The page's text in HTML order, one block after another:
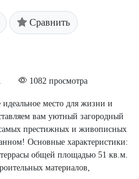
Сравнить
1082 просмотра
место для жизни и
вам уютный загородный
престижных и живописных
Основные характеристики:
общей площадью 51 кв.м.
материалов,